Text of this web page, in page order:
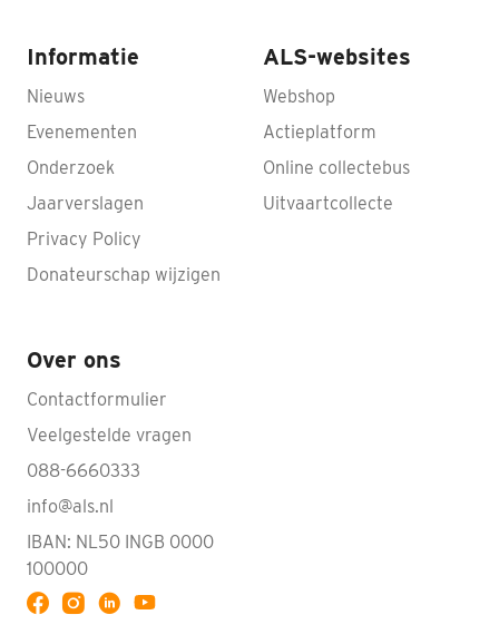
Informatie
Nieuws
Evenementen
Onderzoek
Jaarverslagen
Privacy Policy
Donateurschap wijzigen
ALS-websites
Webshop
Actieplatform
Online collectebus
Uitvaartcollecte
Over ons
Contactformulier
Veelgestelde vragen
088-6660333
info@als.nl
IBAN: NL50 INGB 0000
100000